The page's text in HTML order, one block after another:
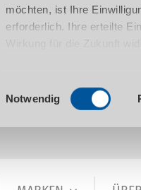
möchten, ist Ihre
erforderlich. Ihre erteilte
Einwilligungsauswahl
Notwendig